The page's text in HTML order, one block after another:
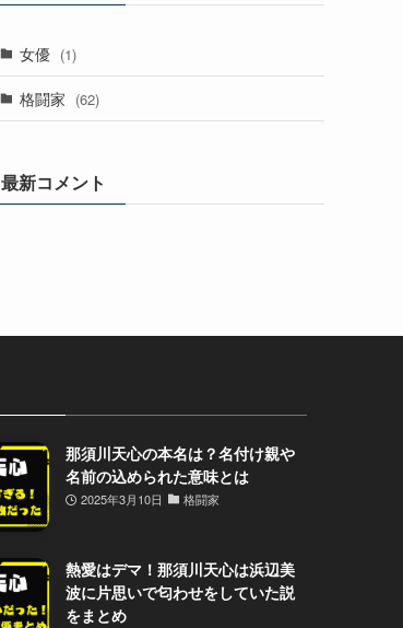
女優 (1)
格闘家 (62)
最新コメント
那須川天心の本名は？名付け親や
名前の込められた意味とは
2025年3月10日 格闘家
熱愛はデマ！那須川天心は浜辺美
波に片思いで匂わせをしていた説
をまとめ